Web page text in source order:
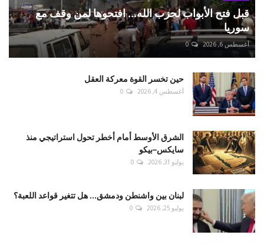
قبل فتح الأبواب لحزب الله... افتحوها لمن وقف مع
سوريا
أغسطس 6, 2026 0
حين تخسر القوة معركة العقل
أغسطس 4, 2026 0
الشرق الأوسط أمام أخطر تحول استراتيجي منذ
سايكس–بيكو
يوليو 31, 2026 0
لبنان بين واشنطن ودمشق... هل تتغير قواعد اللعبة؟
يوليو 25, 2026 0